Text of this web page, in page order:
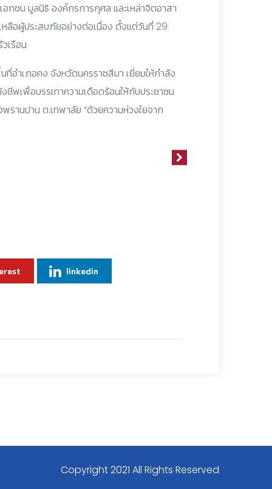
กชน มูลนิธิ องค์กรการกุศล และเหล่าจิตอาสา
ลือผู้ประสบภัยอย่างต่อเนื่อง ตั้งแต่วันที่ 29
เรือน
อำเภอคง จังหวัดนครราชสีมา เยี่ยมให้กำลัง
เพื่อบรรเทาความเดือดร้อนให้กับประชาชน
านปาน ต.เทพาลัย “ด้วยความห่วงใยจาก
linkedin
Copyright 2021 All Rights Reserved